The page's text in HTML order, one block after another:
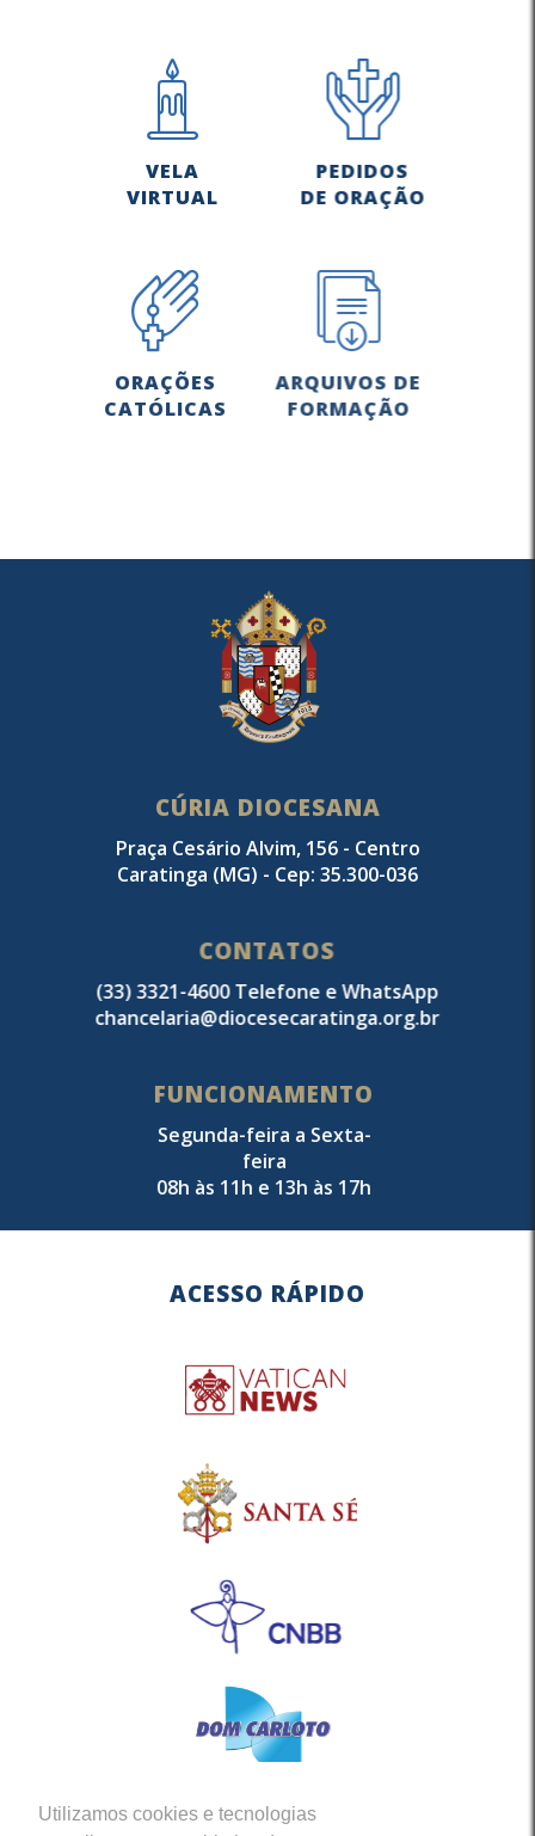
Utilizamos cookies e tecnologias
VELA
VIRTUAL
PEDIDOS
DE ORAÇÃO
ORAÇÕES
CATÓLICAS
ARQUIVOS DE
FORMAÇÃO
CÚRIA DIOCESANA
Praça Cesário Alvim, 156 - Centro
Caratinga (MG) - Cep: 35.300-036
CONTATOS
(33) 3321-4600 Telefone e WhatsApp
chancelaria@diocesecaratinga.org.br
FUNCIONAMENTO
Segunda-feira a Sexta-
feira
08h às 11h e 13h às 17h
ACESSO RÁPIDO